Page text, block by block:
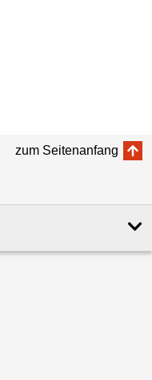
zum Seitenanfang